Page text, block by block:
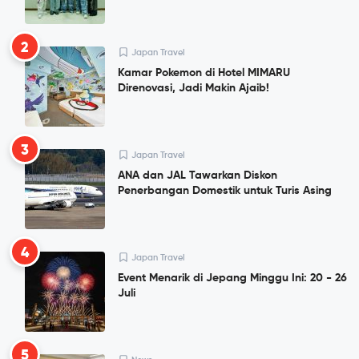
2 Japan Travel
Kamar Pokemon di Hotel MIMARU
Direnovasi, Jadi Makin Ajaib!
3 Japan Travel
ANA dan JAL Tawarkan Diskon
Penerbangan Domestik untuk Turis Asing
4 Japan Travel
Event Menarik di Jepang Minggu Ini: 20 - 26
Juli
5